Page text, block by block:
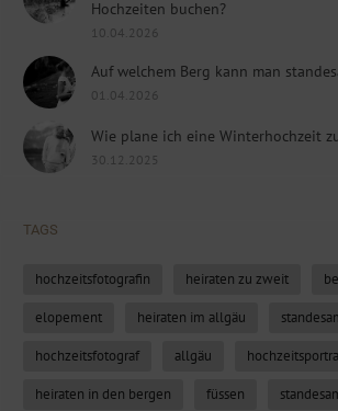
Hochzeiten buchen?
10.04.2026
Auf welchem Berg kann man
01.04.2026
Wie plane ich eine Winterhochzeit
30.12.2025
TAGS
hochzeitsfotografin heiraten zu zweit
elopement heiraten im allgäu
hochzeitsfotograf allgäu
heiraten in den bergen füssen